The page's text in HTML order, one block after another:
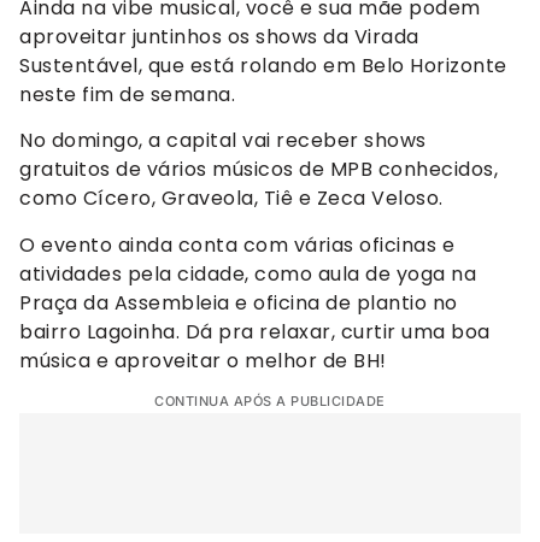
Ainda na vibe musical, você e sua mãe podem
aproveitar juntinhos os shows da Virada
Sustentável, que está rolando em Belo Horizonte
neste fim de semana.
No domingo, a capital vai receber shows
gratuitos de vários músicos de MPB conhecidos,
como Cícero, Graveola, Tiê e Zeca Veloso.
O evento ainda conta com várias oficinas e
atividades pela cidade, como aula de yoga na
Praça da Assembleia e oficina de plantio no
bairro Lagoinha. Dá pra relaxar, curtir uma boa
música e aproveitar o melhor de BH!
CONTINUA APÓS A PUBLICIDADE